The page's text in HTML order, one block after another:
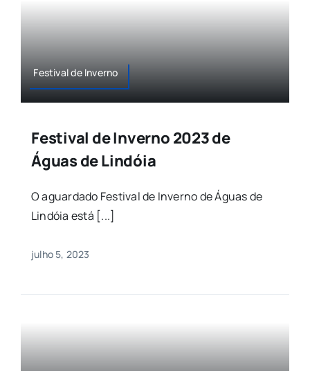
Festival de Inverno
Festival de Inverno 2023 de
Águas de Lindóia
O aguardado Festival de Inverno de Águas de
Lindóia está [...]
julho 5, 2023